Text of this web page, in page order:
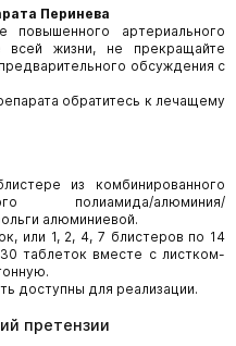
Перинева
повышенного артериального
всей жизни, не прекращайте
обсуждения с
обратитесь к лечащему
из комбинированного
полиамида/алюминия/
алюминиевой.
или 1, 2, 4, 7 блистеров по 14
таблеток вместе с листком-
доступны для реализации.
претензии